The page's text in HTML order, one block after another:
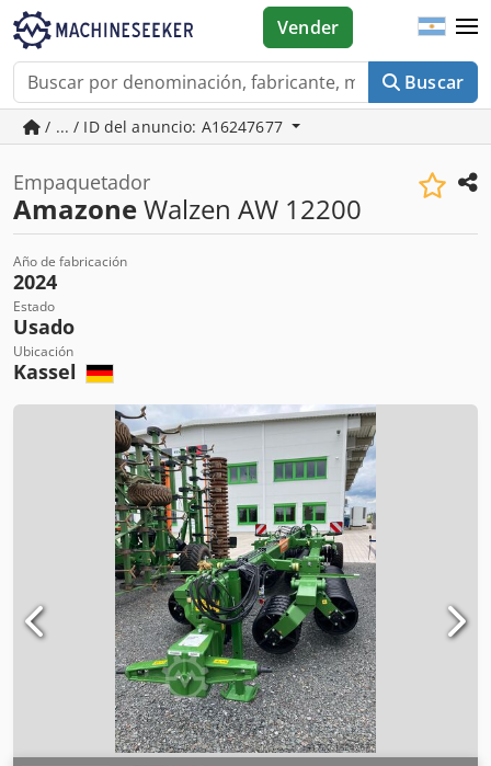
Buscar
Vender
/ ... / ID del anuncio: A16247677
Empaquetador
AmazoneWalzen AW 12200
Año de fabricación
2024
Estado
Usado
Ubicación
Kassel